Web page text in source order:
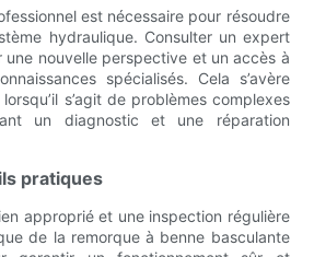
est nécessaire pour résoudre
hydraulique. Consulter un expert
nouvelle perspective et un accès à
spécialisés. Cela s’avère
s’agit de problèmes complexes
un diagnostic et une réparation
pratiques
approprié et une inspection régulière
de la remorque à benne basculante